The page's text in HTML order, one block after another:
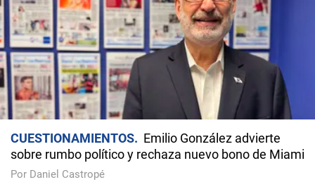
CUESTIONAMIENTOS
Emilio González advierte
sobre rumbo político y rechaza nuevo bono de Miami
Por Daniel Castropé